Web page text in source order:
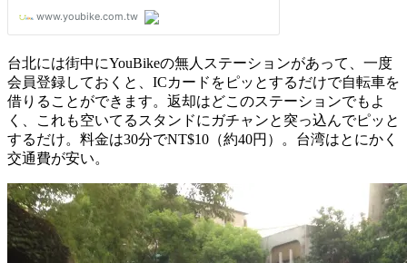
台北には街中にYouBikeの無人ステーションがあって、一度
会員登録しておくと、ICカードをピッとするだけで自転車を
借りることができます。返却はどこのステーションでもよ
く、これも空いてるスタンドにガチャンと突っ込んでピッと
するだけ。料金は30分でNT$10（約40円）。台湾はとにかく
交通費が安い。